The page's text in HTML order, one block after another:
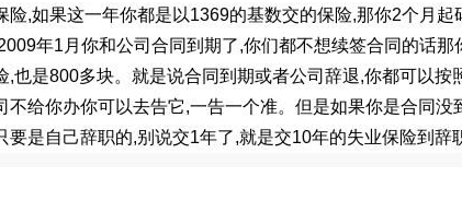
险,如果这一年你都是以1369的基数交的保险,那你2个月起
年1 月你和公司合同到期了,你们都不想续签合同的话那
,也是800多块。就是说合同到期或者公司辞退,你都可以按
不给你办你可以去告它,一告一个准。但是如果你是合同没
要是自己辞职的,别说交1年了,就是交10年的失业保险到辞